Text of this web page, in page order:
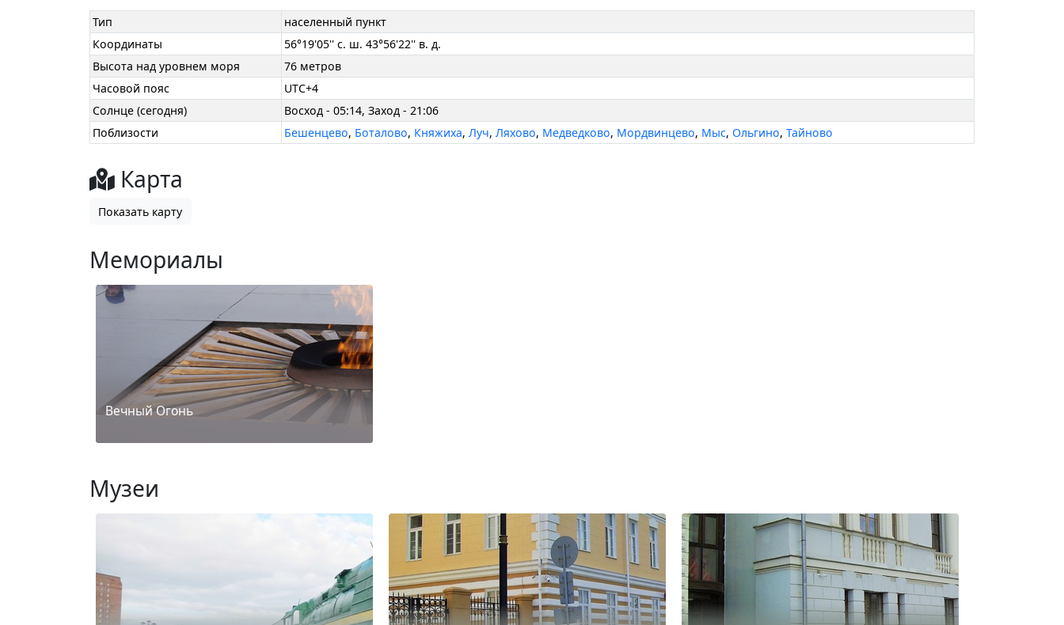
Тип
населенный пункт
Координаты
56°19'05'' с. ш. 43°56'22'' в. д.
Высота над уровнем моря
76 метров
Часовой пояс
UTC+4
Солнце (сегодня)
Восход - 05:14, Заход - 21:06
Поблизости
Бешенцево, Боталово, Княжиха,Луч,Ляхово, Медведково, Мордвинцево, Мыс,Ольгино,Тайново
Карта
Показать карту
Мемориалы
Вечный Огонь
Музеи